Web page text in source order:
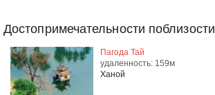
Достопримечательности поблизости
Пагода Тай
удаленность: 159м
Ханой